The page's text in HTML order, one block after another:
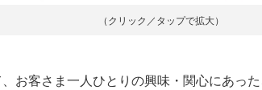
（クリック／タップで拡大）
お客さま一人ひとりの興味・関心にあっ